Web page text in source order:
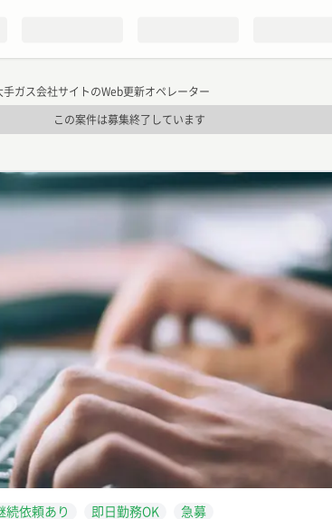
手ガス会社サイトのWeb更新オペレーター
この案件は募集終了しています
続依頼あり 即日勤務OK 急募